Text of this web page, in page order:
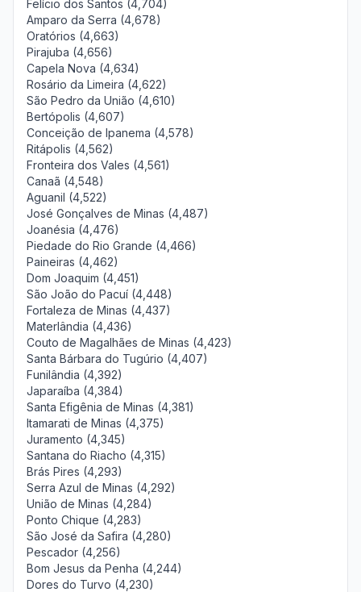
Felício dos Santos (4,704)
Amparo da Serra (4,678)
Oratórios (4,663)
Pirajuba (4,656)
Capela Nova (4,634)
Rosário da Limeira (4,622)
São Pedro da União (4,610)
Bertópolis (4,607)
Conceição de Ipanema (4,578)
Ritápolis (4,562)
Fronteira dos Vales (4,561)
Canaã (4,548)
Aguanil (4,522)
José Gonçalves de Minas (4,487)
Joanésia (4,476)
Piedade do Rio Grande (4,466)
Paineiras (4,462)
Dom Joaquim (4,451)
São João do Pacuí (4,448)
Fortaleza de Minas (4,437)
Materlândia (4,436)
Couto de Magalhães de Minas (4,423)
Santa Bárbara do Tugúrio (4,407)
Funilândia (4,392)
Japaraíba (4,384)
Santa Efigênia de Minas (4,381)
Itamarati de Minas (4,375)
Juramento (4,345)
Santana do Riacho (4,315)
Brás Pires (4,293)
Serra Azul de Minas (4,292)
União de Minas (4,284)
Ponto Chique (4,283)
São José da Safira (4,280)
Pescador (4,256)
Bom Jesus da Penha (4,244)
Dores do Turvo (4,230)